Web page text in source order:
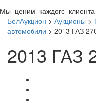
Мы ценим каждого клиента
БелАукцион > Аукционы >
автомобили > 2013 ГАЗ
2013 ГАЗ